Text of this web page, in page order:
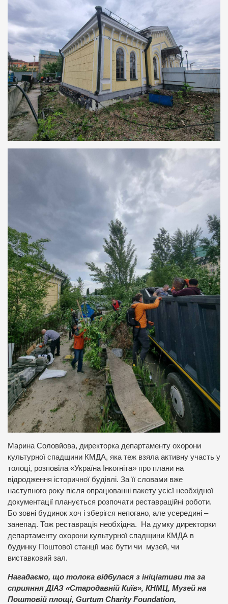
Марина Соловйова, директорка департаменту охорони
культурної спадщини КМДА, яка теж взяла активну участь у
толоці, розповіла «Україна Інкогніта» про плани на
відродження історичної будівлі. За її словами вже
наступного року після опрацюванні пакету усієї необхідної
документації планується розпочати реставраційні роботи.
Бо зовні будинок хоч і зберігся непогано, але усередині –
занепад. Тож реставрація необхідна. На думку директорки
департаменту охорони культурної спадщини КМДА в
будинку Поштової станції має бути чи музей, чи
виставковий зал.
Нагадаємо, що толока відбулася з ініціативи та за
сприяння ДІАЗ «Стародавній Київ», КНМЦ, Музей на
Поштовій площі, Gurtum Charity Foundation,